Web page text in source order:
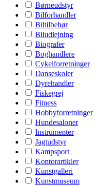
Børneudstyr
Bilforhandler
Biltilbehør
Biludlejning
Biografer
Boghandlere
Cykelforretninger
Danseskoler
Dyrehandler
Fiskegrej
Fitness
Hobbyforretninger
Hundesaloner
Instrumenter
Jagtudstyr
Kampsport
Kontorartikler
Kunstgalleri
Kunstmuseum